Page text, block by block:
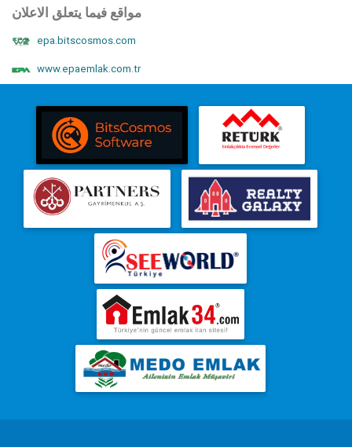
مواقع فيما يتعلق الاعلان
epa.bitscosmos.com
www.epaemlak.com.tr